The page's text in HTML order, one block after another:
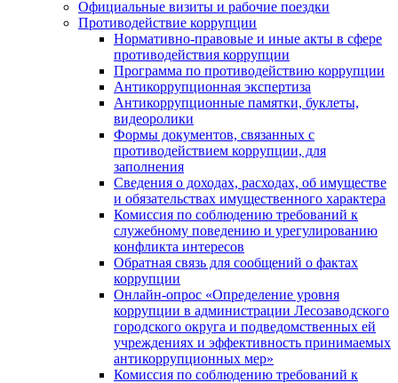
Официальные визиты и рабочие поездки
Противодействие коррупции
Нормативно-правовые и иные акты в сфере
противодействия коррупции
Программа по противодействию коррупции
Антикоррупционная экспертиза
Антикоррупционные памятки, буклеты,
видеоролики
Формы документов, связанных с
противодействием коррупции, для
заполнения
Сведения о доходах, расходах, об имуществе
и обязательствах имущественного характера
Комиссия по соблюдению требований к
служебному поведению и урегулированию
конфликта интересов
Обратная связь для сообщений о фактах
коррупции
Онлайн-опрос «Определение уровня
коррупции в администрации Лесозаводского
городского округа и подведомственных ей
учреждениях и эффективность принимаемых
антикоррупционных мер»
Комиссия по соблюдению требований к